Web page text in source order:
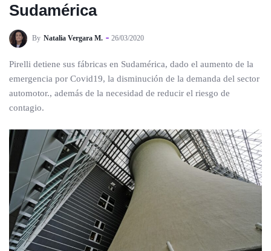
Sudamérica
By Natalia Vergara M. 26/03/2020
Pirelli detiene sus fábricas en Sudamérica, dado el aumento de la
emergencia por Covid19, la disminución de la demanda del sector
automotor., además de la necesidad de reducir el riesgo de
contagio.